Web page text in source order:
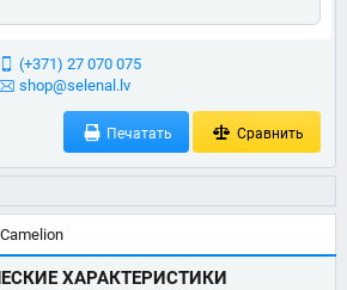
(+371) 27 070 075
shop@selenal.lv
Печатать Сравнить
Camelion
ХАРАКТЕРИСТИКИ